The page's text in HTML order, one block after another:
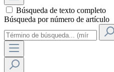
Búsqueda de texto completo
Búsqueda por número de artículo